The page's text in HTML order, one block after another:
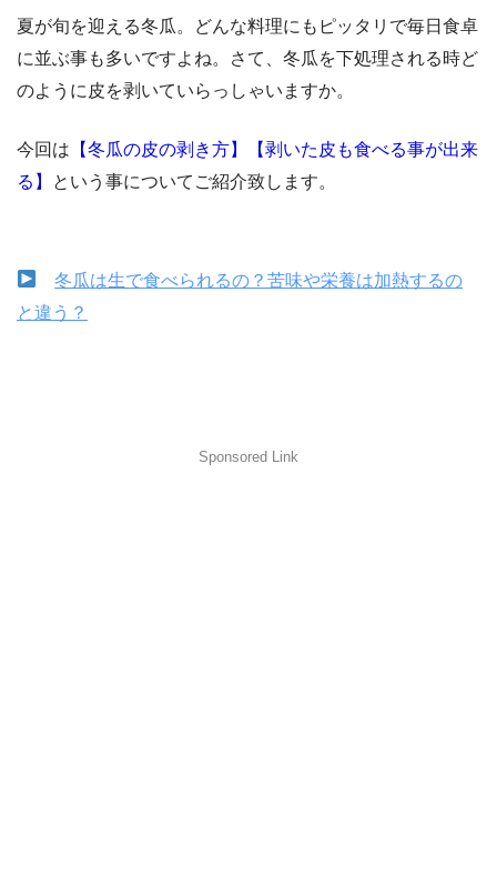
夏が旬を迎える冬瓜。どんな料理にもピッタリで毎日食卓
に並ぶ事も多いですよね。さて、冬瓜を下処理される時ど
のように皮を剥いていらっしゃいますか。
今回は 【冬瓜の皮の剥き方】【剥いた皮も食べる事が出来
る】
という事についてご紹介致します。
冬瓜は生で食べられるの？苦味や栄養は加熱するの
と違う？
Sponsored Link